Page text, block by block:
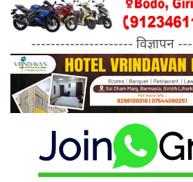
--------------------- विज्ञापन